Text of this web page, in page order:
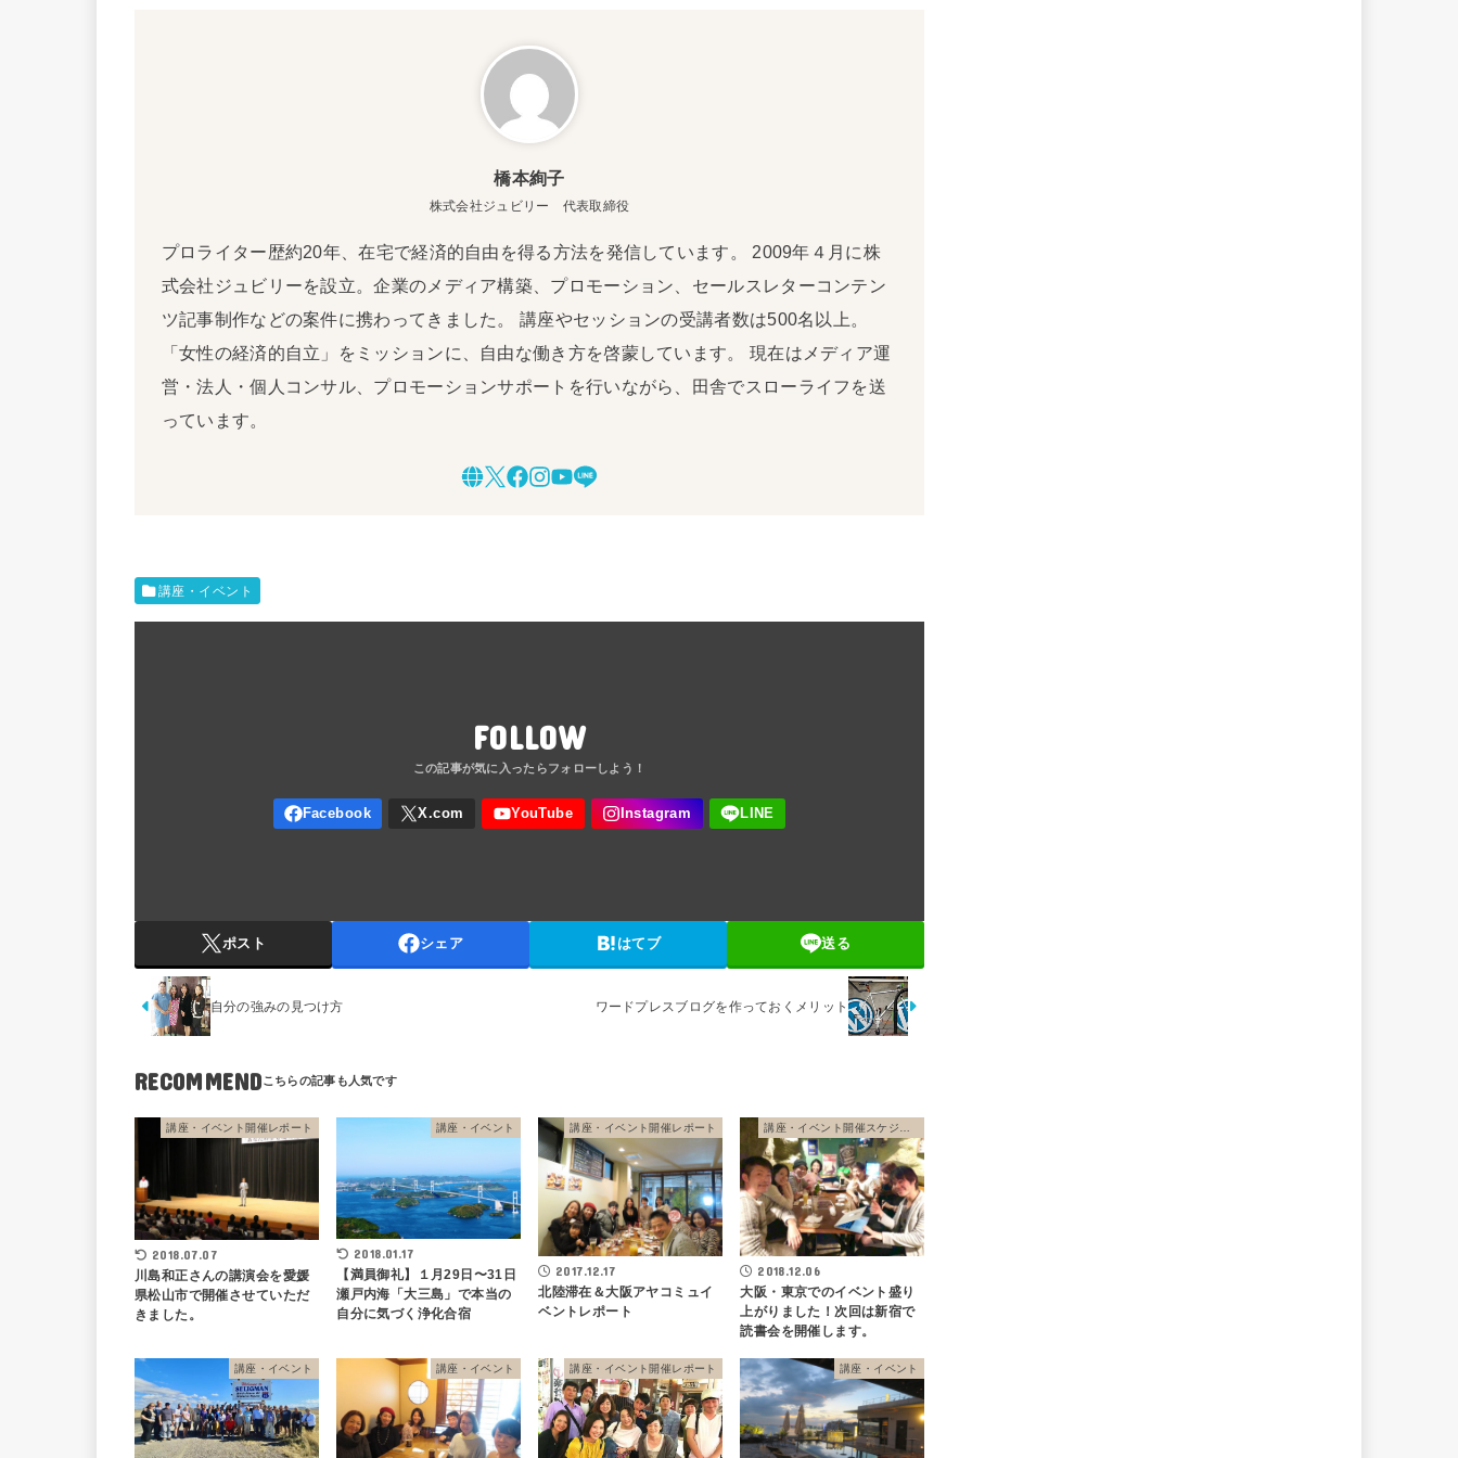
橋本絢子
株式会社ジュビリー 代表取締役
プロライター歴約20年、在宅で経済的自由を得る方法を発信しています。 2009年４月に株
式会社ジュビリーを設立。企業のメディア構築、プロモーション、セールスレターコンテン
ツ記事制作などの案件に携わってきました。 講座やセッションの受講者数は500名以上。
「女性の経済的自立」をミッションに、自由な働き方を啓蒙しています。 現在はメディア運
営・法人・個人コンサル、プロモーションサポートを行いながら、田舎でスローライフを送
っています。
講座・イベント
FOLLOW
ポスト シェア はてブ 送る
自分の強みの見つけ方 ワードプレスブログを作っておくメリット
RECOMMEND
講座・イベント開催レポート
2018.07.07
川島和正さんの講演会を愛媛
県松山市で開催させていただ
きました。
講座・イベント
2018.01.17
【満員御礼】１月29日〜31日
瀬戸内海「大三島」で本当の
自分に気づく浄化合宿
講座・イベント開催レポート
2017.12.17
北陸滞在＆大阪アヤコミュイ
ベントレポート
講座・イベント開催スケジュール
2018.12.06
大阪・東京でのイベント盛り
上がりました！次回は新宿で
読書会を開催します。
講座・イベント 講座・イベント 講座・イベント開催レポート 講座・イベント